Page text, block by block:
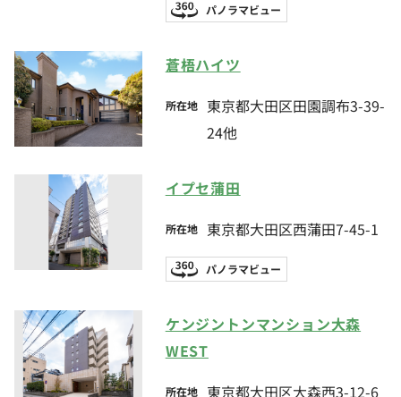
パノラマビュー
蒼梧ハイツ
所在地
東京都大田区田園調布3-39-
24他
イプセ蒲田
所在地 東京都大田区西蒲田7-45-1
パノラマビュー
ケンジントンマンション大森
WEST
所在地 東京都大田区大森西3-12-6